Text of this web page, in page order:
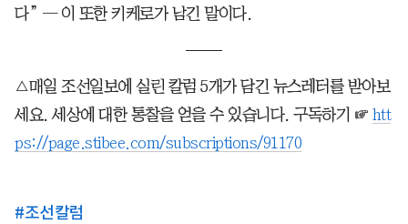
다” ─ 이 또한 키케로가 남긴 말이다.
△매일 조선일보에 실린 칼럼 5개가 담긴 뉴스레터를 받아보
세요. 세상에 대한 통찰을 얻을 수 있습니다. 구독하기 ☞ htt
ps://page.stibee.com/subscriptions/91170
#조선칼럼